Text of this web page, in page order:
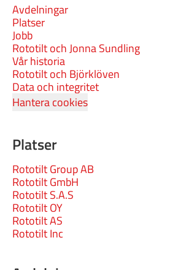
Avdelningar
Platser
Jobb
Rototilt och Jonna Sundling
Vår historia
Rototilt och Björklöven
Data och integritet
Hantera cookies
Platser
Rototilt Group AB
Rototilt GmbH
Rototilt S.A.S
Rototilt OY
Rototilt AS
Rototilt Inc